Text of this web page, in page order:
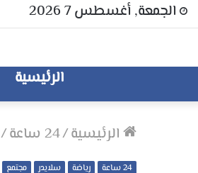
الجمعة, أغسطس 7 2026
الرئيسية
الرئيسية/24 ساعة /
24 ساعة رياضة سلايدر مجتمع